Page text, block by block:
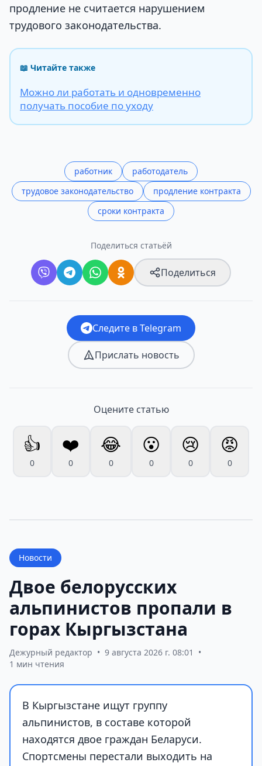
продление не считается нарушением
трудового законодательства.
📖 Читайте также
Можно ли работать и одновременно
получать пособие по уходу
работник
работодатель
трудовое законодательство
продление контракта
сроки контракта
Поделиться статьёй
Поделиться
Следите в Telegram
Прислать новость
Оцените статью
👍
0
❤️
0
😂
0
😮
0
😢
0
😡
0
Новости
Двое белорусских
альпинистов пропали в
горах Кыргызстана
Дежурный редактор • 9 августа 2026 г. 08:01
•
1 мин чтения
В Кыргызстане ищут группу
альпинистов, в составе которой
находятся двое граждан Беларуси.
Спортсмены перестали выходить на